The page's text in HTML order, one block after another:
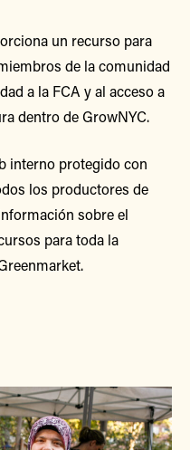
un recurso para
de la comunidad
a la FCA y al acceso a
dentro de GrowNYC.
interno protegido con
los productores de
sobre el
para toda la